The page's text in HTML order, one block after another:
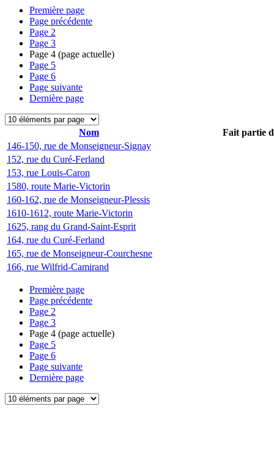
Première page
Page précédente
Page 2
Page 3
Page 4 (page actuelle)
Page 5
Page 6
Page suivante
Dernière page
Nom
Fait partie
146-150, rue de Monseigneur-Signay
152, rue du Curé-Ferland
153, rue Louis-Caron
1580, route Marie-Victorin
160-162, rue de Monseigneur-Plessis
1610-1612, route Marie-Victorin
1625, rang du Grand-Saint-Esprit
164, rue du Curé-Ferland
165, rue de Monseigneur-Courchesne
166, rue Wilfrid-Camirand
Première page
Page précédente
Page 2
Page 3
Page 4 (page actuelle)
Page 5
Page 6
Page suivante
Dernière page